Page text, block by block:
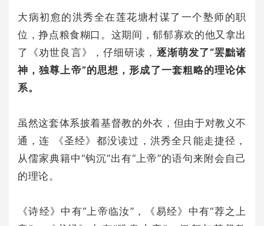
大病初愈的洪秀全在莲花塘村谋了一个塾师的职
位，挣点粮食糊口。这期间，郁郁寡欢的他又拿出
了《劝世良言》，仔细研读， 逐渐萌发了“罢黜诸
神，独尊上帝”的思想，形成了一套粗略的理论体
系。
虽然这套体系披着基督教的外衣，但由于对教义不
通，连 《圣经》都没读过，洪秀全只能走捷径，
从儒家典籍中“钩沉”出有“上帝”的语句来附会自己
的理论。
《诗经》中有“上帝临汝”，《易经》中有“荐之上